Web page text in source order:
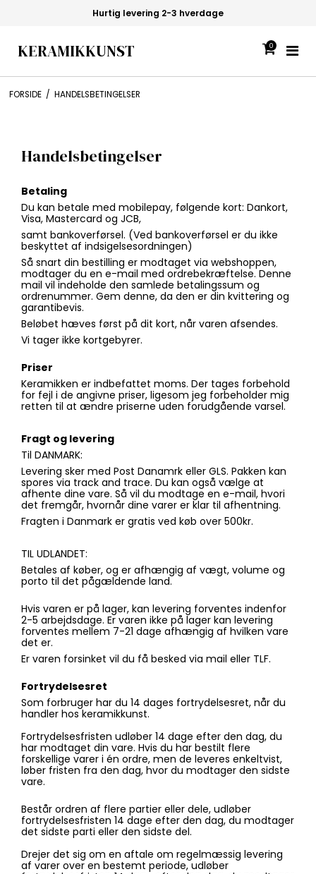
Hurtig levering 2-3 hverdage
KERAMIKKUNST 0
FORSIDE / HANDELSBETINGELSER
Handelsbetingelser
Betaling
Du kan betale med mobilepay, følgende kort: Dankort,
Visa, Mastercard og JCB,
samt bankoverførsel. (Ved bankoverførsel er du ikke
beskyttet af indsigelsesordningen)
Så snart din bestilling er modtaget via webshoppen,
modtager du en e-mail med ordrebekræftelse. Denne
mail vil indeholde den samlede betalingssum og
ordrenummer. Gem denne, da den er din kvittering og
garantibevis.
Beløbet hæves først på dit kort, når varen afsendes.
Vi tager ikke kortgebyrer.
Priser
Keramikken er indbefattet moms. Der tages forbehold
for fejl i de angivne priser, ligesom jeg forbeholder mig
retten til at ændre priserne uden forudgående varsel.
Fragt og levering
Til DANMARK:
Levering sker med Post Danamrk eller GLS. Pakken kan
spores via track and trace. Du kan også vælge at
afhente dine vare. Så vil du modtage en e-mail, hvori
det fremgår, hvornår dine varer er klar til afhentning.
Fragten i Danmark er gratis ved køb over 500kr.
TIL UDLANDET:
Betales af køber, og er afhængig af vægt, volume og
porto til det pågældende land.
Hvis varen er på lager, kan levering forventes indenfor
2-5 arbejdsdage. Er varen ikke på lager kan levering
forventes mellem 7-21 dage afhængig af hvilken vare
det er.
Er varen forsinket vil du få besked via mail eller TLF.
Fortrydelsesret
Som forbruger har du 14 dages fortrydelsesret, når du
handler hos keramikkunst.
Fortrydelsesfristen udløber 14 dage efter den dag, du
har modtaget din vare. Hvis du har bestilt flere
forskellige varer i én ordre, men de leveres enkeltvist,
løber fristen fra den dag, hvor du modtager den sidste
vare.
Består ordren af flere partier eller dele, udløber
fortrydelsesfristen 14 dage efter den dag, du modtager
det sidste parti eller den sidste del.
Drejer det sig om en aftale om regelmæssig levering
af varer over en bestemt periode, udløber